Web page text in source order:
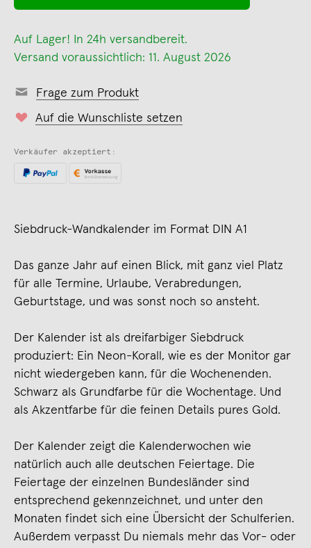
Auf Lager! In 24h versandbereit.
Versand voraussichtlich: 11. August 2026
Frage zum Produkt
Auf die Wunschliste setzen
Verkäufer akzeptiert:
Siebdruck-Wandkalender im Format DIN A1
Das ganze Jahr auf einen Blick, mit ganz viel Platz
für alle Termine, Urlaube, Verabredungen,
Geburtstage, und was sonst noch so ansteht.
Der Kalender ist als dreifarbiger Siebdruck
produziert: Ein Neon-Korall, wie es der Monitor gar
nicht wiedergeben kann, für die Wochenenden.
Schwarz als Grundfarbe für die Wochentage. Und
als Akzentfarbe für die feinen Details pures Gold.
Der Kalender zeigt die Kalenderwochen wie
natürlich auch alle deutschen Feiertage. Die
Feiertage der einzelnen Bundesländer sind
entsprechend gekennzeichnet, und unter den
Monaten findet sich eine Übersicht der Schulferien.
Außerdem verpasst Du niemals mehr das Vor- oder